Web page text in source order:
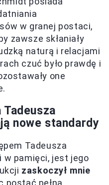
w granej postaci,
zawsze skłaniały
naturą i relacjami
czuć było prawdę i
one
nowe standardy
Tadeusza
w pamięci, jest jego
zaskoczył mnie
postać pełną